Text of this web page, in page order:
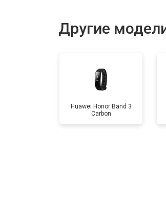
Замена Wi-Fi
Замена Bluetooth
Другие
Huawei Honor Band 3
Carbon